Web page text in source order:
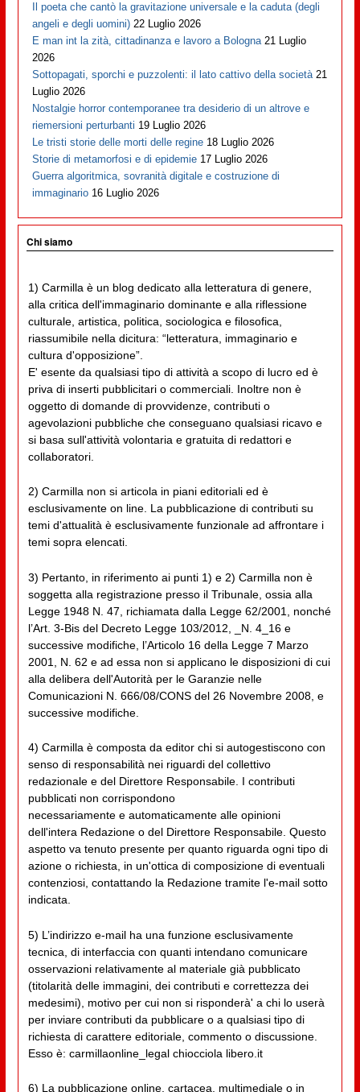
Il poeta che cantò la gravitazione universale e la caduta (degli
angeli e degli uomini) 22 Luglio 2026
E man int la zità, cittadinanza e lavoro a Bologna 21 Luglio
2026
Sottopagati, sporchi e puzzolenti: il lato cattivo della società 21
Luglio 2026
Nostalgie horror contemporanee tra desiderio di un altrove e
riemersioni perturbanti 19 Luglio 2026
Le tristi storie delle morti delle regine 18 Luglio 2026
Storie di metamorfosi e di epidemie 17 Luglio 2026
Guerra algoritmica, sovranità digitale e costruzione di
immaginario 16 Luglio 2026
Chi siamo
1) Carmilla è un blog dedicato alla letteratura di genere,
alla critica dell'immaginario dominante e alla riflessione
culturale, artistica, politica, sociologica e filosofica,
riassumibile nella dicitura: “letteratura, immaginario e
cultura d'opposizione”.
E' esente da qualsiasi tipo di attività a scopo di lucro ed è
priva di inserti pubblicitari o commerciali. Inoltre non è
oggetto di domande di provvidenze, contributi o
agevolazioni pubbliche che conseguano qualsiasi ricavo e
si basa sull'attività volontaria e gratuita di redattori e
collaboratori.
2) Carmilla non si articola in piani editoriali ed è
esclusivamente on line. La pubblicazione di contributi su
temi d'attualità è esclusivamente funzionale ad affrontare i
temi sopra elencati.
3) Pertanto, in riferimento ai punti 1) e 2) Carmilla non è
soggetta alla registrazione presso il Tribunale, ossia alla
Legge 1948 N. 47, richiamata dalla Legge 62/2001, nonché
l’Art. 3-Bis del Decreto Legge 103/2012, _N. 4_16 e
successive modifiche, l’Articolo 16 della Legge 7 Marzo
2001, N. 62 e ad essa non si applicano le disposizioni di cui
alla delibera dell'Autorità per le Garanzie nelle
Comunicazioni N. 666/08/CONS del 26 Novembre 2008, e
successive modifiche.
4) Carmilla è composta da editor chi si autogestiscono con
senso di responsabilità nei riguardi del collettivo
redazionale e del Direttore Responsabile. I contributi
pubblicati non corrispondono
necessariamente e automaticamente alle opinioni
dell'intera Redazione o del Direttore Responsabile. Questo
aspetto va tenuto presente per quanto riguarda ogni tipo di
azione o richiesta, in un'ottica di composizione di eventuali
contenziosi, contattando la Redazione tramite l'e-mail sotto
indicata.
5) L’indirizzo e-mail ha una funzione esclusivamente
tecnica, di interfaccia con quanti intendano comunicare
osservazioni relativamente al materiale già pubblicato
(titolarità delle immagini, dei contributi e correttezza dei
medesimi), motivo per cui non si risponderà' a chi lo userà
per inviare contributi da pubblicare o a qualsiasi tipo di
richiesta di carattere editoriale, commento o discussione.
Esso è: carmillaonline_legal chiocciola libero.it
6) La pubblicazione online, cartacea, multimediale o in